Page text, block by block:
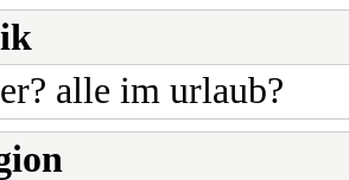
alle im urlaub?